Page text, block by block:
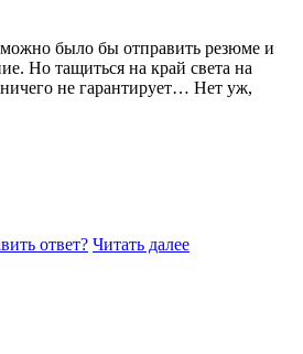
было бы отправить резюме и
Но тащиться на край света на
ничего не гарантирует… Нет уж,
ответ? Читать далее